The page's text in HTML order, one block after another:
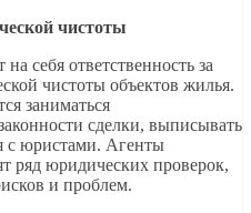
чистоты
себя ответственность за
чистоты объектов жилья.
заниматься
сделки, выписывать
с юристами. Агенты
ряд юридических проверок,
и проблем.